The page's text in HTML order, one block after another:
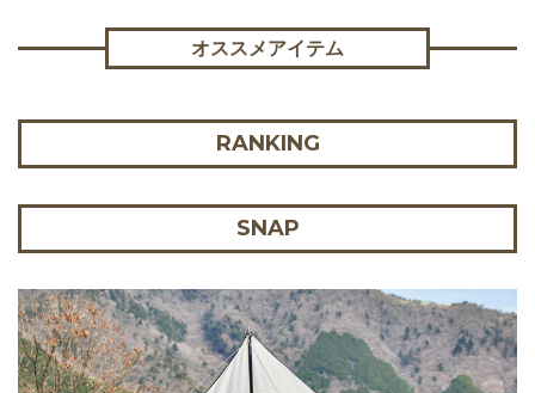
オススメアイテム
RANKING
SNAP